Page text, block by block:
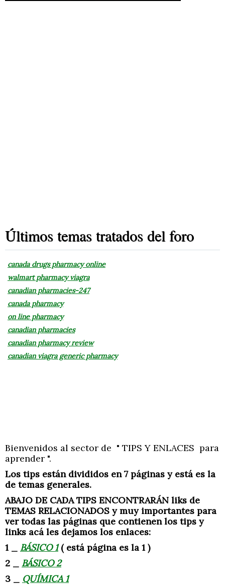
Últimos temas tratados del foro
canada drugs pharmacy online
walmart pharmacy viagra
canadian pharmacies-247
canada pharmacy
on line pharmacy
canadian pharmacies
canadian pharmacy review
canadian viagra generic pharmacy
Bienvenidos al sector de " TIPS Y ENLACES para
aprender ".
Los tips están divididos en 7 páginas y está es la
de temas generales.
ABAJO DE CADA TIPS ENCONTRARÁN liks de
TEMAS RELACIONADOS y muy importantes para
ver todas las páginas que contienen los tips y
links acá les dejamos los enlaces:
1 _ BÁSICO 1( está página es la 1 )
2 _ BÁSICO 2
3 _ QUÍMICA 1